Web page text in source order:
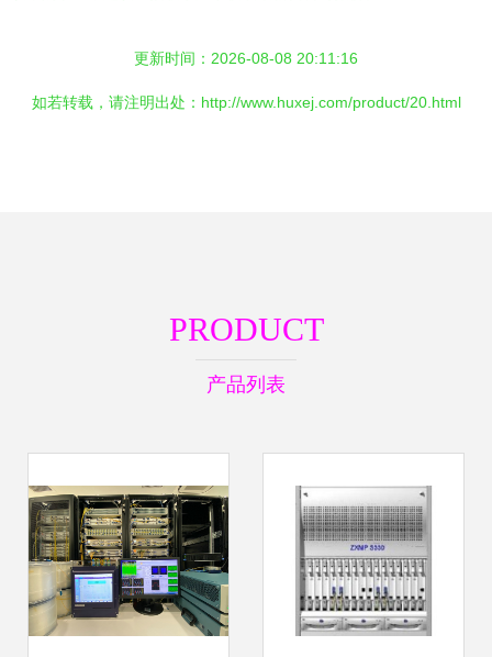
更新时间：2026-08-08 20:11:16
如若转载，请注明出处：http://www.huxej.com/product/20.html
PRODUCT
产品列表